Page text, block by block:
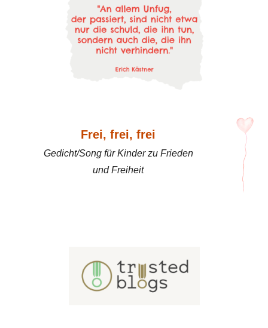
Frei, frei, frei
Gedicht/Song für Kinder zu Frieden
und Freiheit